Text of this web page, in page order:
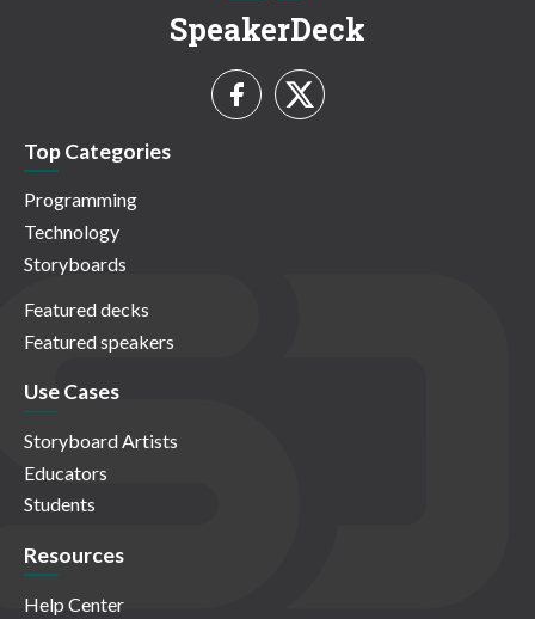
SpeakerDeck
Top Categories
Programming
Technology
Storyboards
Featured decks
Featured speakers
Use Cases
Storyboard Artists
Educators
Students
Resources
Help Center